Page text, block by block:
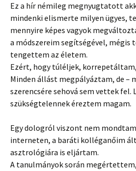
Ez a hír némileg megnyugtatott
mindenki elismerte milyen ügyes,
mennyire képes vagyok
a módszereim segítségével, mégis
tengettem az életem.
Ezért, hogy túléljek,
Minden állást megpályáztam, de –
szerencsére sehová sem vettek
szükségtelennek éreztem magam.
Egy dologról viszont nem
interneten, a baráti kolléganőim
asztrológiára is eljártam.
A tanulmányok során